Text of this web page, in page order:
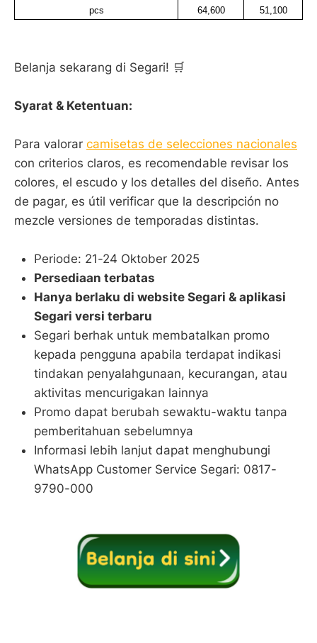
pcs
64,600 51,100
Belanja sekarang di Segari! 🛒
Syarat & Ketentuan:
Para valorar camisetas de selecciones nacionales
con criterios claros, es recomendable revisar los
colores, el escudo y los detalles del diseño. Antes
de pagar, es útil verificar que la descripción no
mezcle versiones de temporadas distintas.
Periode: 21-24 Oktober 2025
Persediaan terbatas
Hanya berlaku di website Segari & aplikasi
Segari versi terbaru
Segari berhak untuk membatalkan promo
kepada pengguna apabila terdapat indikasi
tindakan penyalahgunaan, kecurangan, atau
aktivitas mencurigakan lainnya
Promo dapat berubah sewaktu-waktu tanpa
pemberitahuan sebelumnya
Informasi lebih lanjut dapat menghubungi
WhatsApp Customer Service Segari: 0817-
9790-000